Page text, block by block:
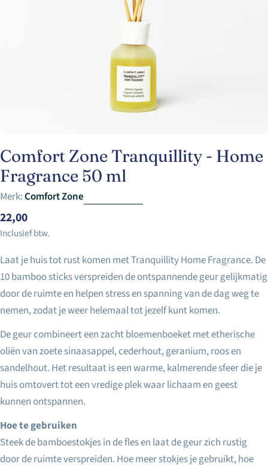
Comfort Zone Tranquillity - Home
Fragrance 50 ml
Merk:Comfort Zone
Normale
prijs
22,00
Inclusief btw.
Laat je huis tot rust komen met Tranquillity Home Fragrance. De
10 bamboo sticks verspreiden de ontspannende geur gelijkmatig
door de ruimte en helpen stress en spanning van de dag weg te
nemen, zodat je weer helemaal tot jezelf kunt komen.
De geur combineert een zacht bloemenboeket met etherische
oliën van zoete sinaasappel, cederhout, geranium, roos en
sandelhout. Het resultaat is een warme, kalmerende sfeer die je
huis omtovert tot een vredige plek waar lichaam en geest
kunnen ontspannen.
Hoe te gebruiken
Steek de bamboestokjes in de fles en laat de geur zich rustig
door de ruimte verspreiden. Hoe meer stokjes je gebruikt, hoe